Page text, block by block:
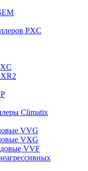
PXC
Climatix
VVG
VХG
VVF